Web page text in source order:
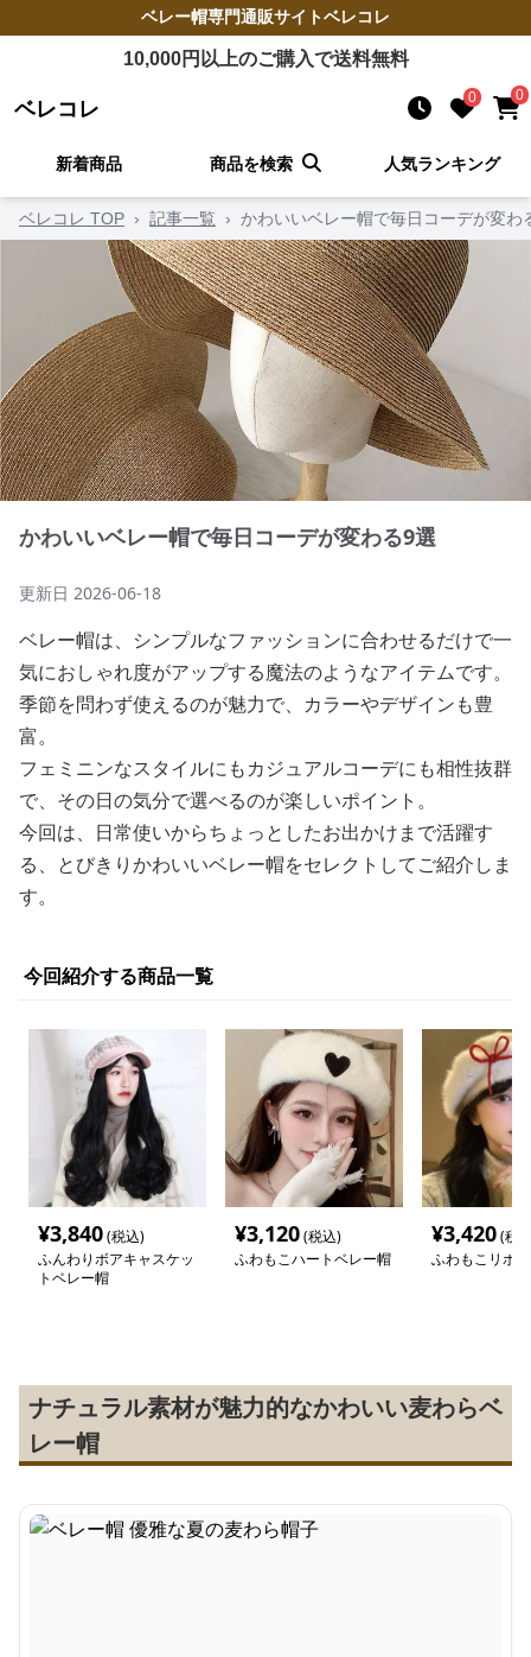
ベレー帽専門通販サイトベレコレ
10,000円以上のご購入で送料無料
ベレコレ 0 0
新着商品 商品を検索 人気ランキング
ベレコレ TOP › 記事一覧 › かわいいベレー帽で毎日コーデが変わ
かわいいベレー帽で毎日コーデが変わる9選
更新日 2026-06-18
ベレー帽は、シンプルなファッションに合わせるだけで一
気におしゃれ度がアップする魔法のようなアイテムです。
季節を問わず使えるのが魅力で、カラーやデザインも豊
富。
フェミニンなスタイルにもカジュアルコーデにも相性抜群
で、その日の気分で選べるのが楽しいポイント。
今回は、日常使いからちょっとしたお出かけまで活躍す
る、とびきりかわいいベレー帽をセレクトしてご紹介しま
す。
今回紹介する商品一覧
¥3,840(税込)
ふんわりボアキャスケッ
トベレー帽
¥3,120(税込)
ふわもこハートベレー帽
¥3,420(税
ふわもこリボ
ナチュラル素材が魅力的なかわいい麦わらベ
レー帽